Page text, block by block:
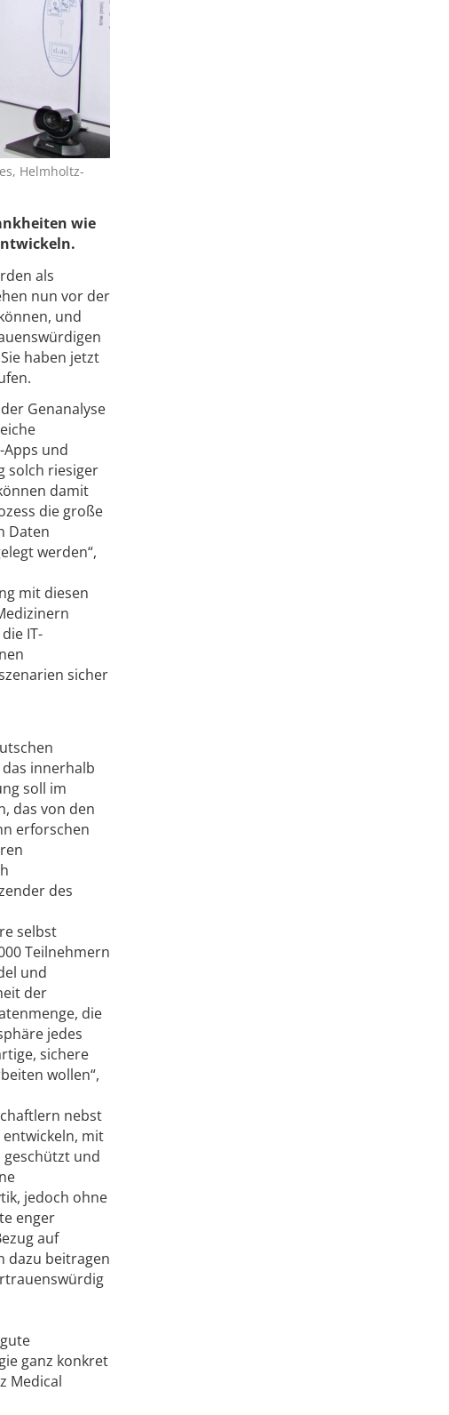
Helmholtz-
wie
als
nun vor der
und
haben jetzt
Genanalyse
und
solch riesiger
damit
die große
Daten
werden“,
mit diesen
IT-
sicher
innerhalb
soll im
das von den
erforschen
des
selbst
Teilnehmern
und
der
die
jedes
sichere
wollen“,
nebst
mit
und
jedoch ohne
enger
auf
dazu beitragen
ganz konkret
Medical